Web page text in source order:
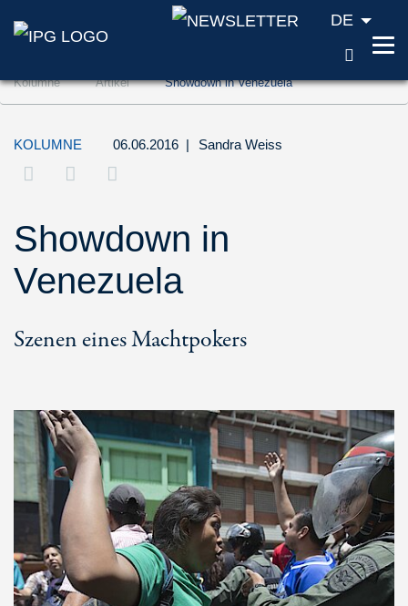
Zum Inhalt springen (Accesskey '1')
Zur Suche springen (Accesskey '2')
Zur Navigation springen (Accesskey '3')
DE
Kolumne Artikel Showdown in Venezuela
KOLUMNE 06.06.2016 | Sandra Weiss
Showdown in
Venezuela
Szenen eines Machtpokers